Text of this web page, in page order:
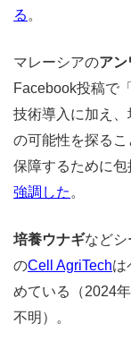
る 。
マレーシアのアン
Facebook投稿で
技術導入に加え
の可能性を探る
保障するために
強調した 。
培養ウナギなどシ
のCell AgriTechは
めている（2024
不明）。